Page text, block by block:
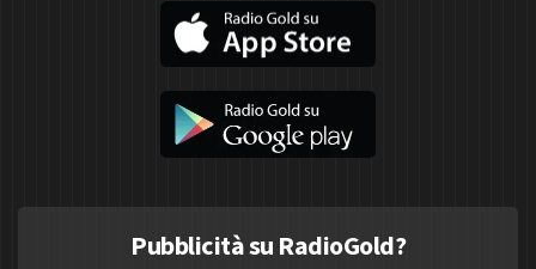
Pubblicità su RadioGold?